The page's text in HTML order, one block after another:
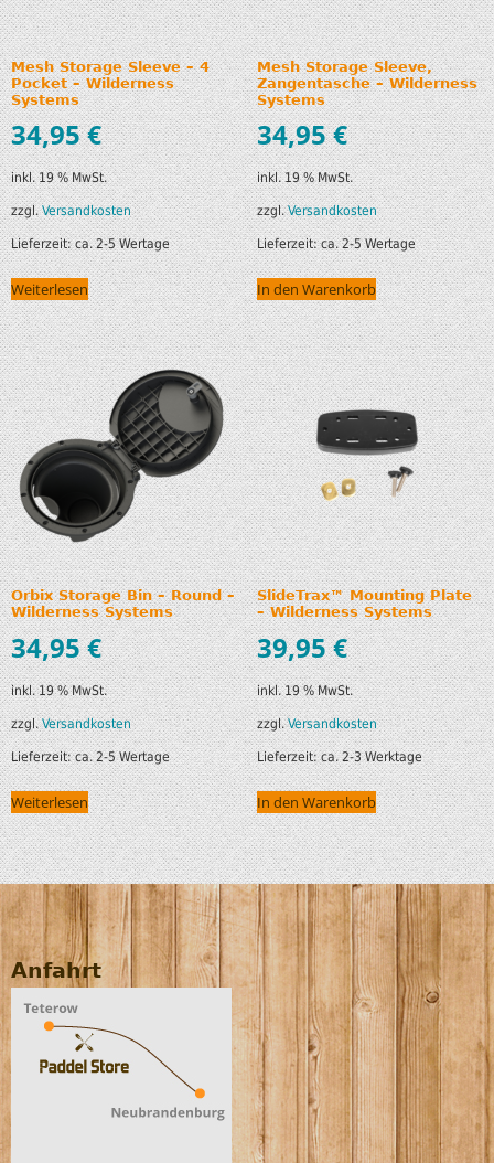
Mesh Storage Sleeve – 4
Pocket – Wilderness
Systems
34,95€
inkl. 19 % MwSt.
zzgl.Versandkosten
Lieferzeit:ca. 2-5 Wertage
Weiterlesen
Mesh Storage Sleeve,
Zangentasche – Wilderness
Systems
34,95€
inkl. 19 % MwSt.
zzgl.Versandkosten
Lieferzeit:ca. 2-5 Wertage
In den Warenkorb
Orbix Storage Bin – Round –
Wilderness Systems
34,95€
inkl. 19 % MwSt.
zzgl.Versandkosten
Lieferzeit:ca. 2-5 Wertage
Weiterlesen
SlideTrax™ Mounting Plate
– Wilderness Systems
39,95€
inkl. 19 % MwSt.
zzgl.Versandkosten
Lieferzeit:ca. 2-3 Werktage
In den Warenkorb
Anfahrt